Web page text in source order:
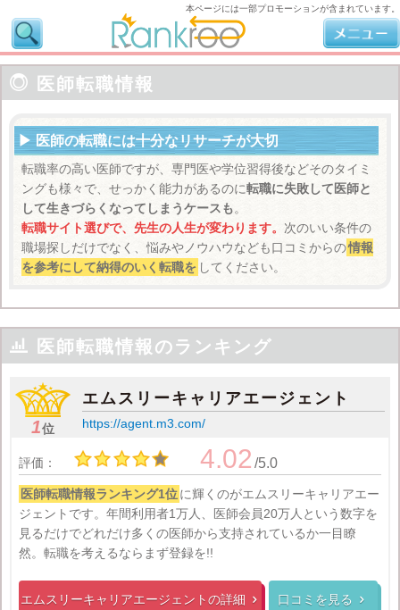
 医師転職情報
医師の転職には十分なリサーチが大切
転職率の高い医師ですが、専門医や学位習得後などそのタイミ
ングも様々で、せっかく能力があるのに転職に失敗して医師と
して生きづらくなってしまうケースも。
転職サイト選びで、先生の人生が変わります。 次のいい条件の
職場探しだけでなく、悩みやノウハウなども口コミからの情報
を参考にして納得のいく転職を してください。
 医師転職情報のランキング
1位
エムスリーキャリアエージェント
https://agent.m3.com/
評価： 4.02 /5.0
医師転職情報ランキング1位に輝くのがエムスリーキャリアエー
ジェントです。年間利用者1万人、医師会員20万人という数字を
見るだけでどれだけ多くの医師から支持されているか一目瞭
然。転職を考えるならまず登録を!!
エムスリーキャリアエージェントの詳細  口コミを見る 
本ページには一部プロモーションが含まれています。